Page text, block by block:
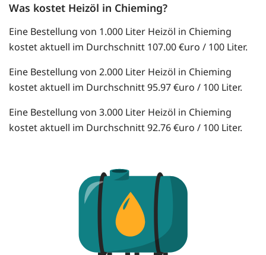
Was kostet Heizöl in Chieming?
Eine Bestellung von 1.000 Liter Heizöl in Chieming
kostet aktuell im Durchschnitt 107.00 €uro / 100 Liter.
Eine Bestellung von 2.000 Liter Heizöl in Chieming
kostet aktuell im Durchschnitt 95.97 €uro / 100 Liter.
Eine Bestellung von 3.000 Liter Heizöl in Chieming
kostet aktuell im Durchschnitt 92.76 €uro / 100 Liter.